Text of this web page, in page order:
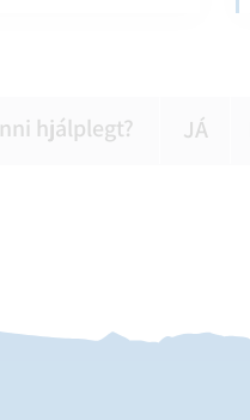
hjálplegt? JÁ